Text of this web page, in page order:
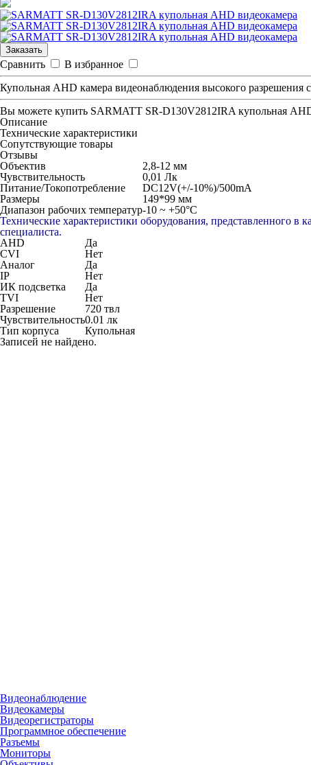
Заказать
Сравнить
В избранное
Купольная AHD камера видеонаблюдения высокого
Вы можете купить SARMATT SR-D130V2812IRA купольная
Описание
Технические характеристики
Сопутствующие товары
Отзывы
Объектив
2,8-12 мм
Чувствительность
0,01 Лк
Питание/Токопотребление
DC12V(+/-10%)/500mA
Размеры
149*99 мм
Диапазон рабочих температур-10 ~ +50°C
Технические характеристики оборудования, представленного
специалиста.
AHD
Да
CVI
Нет
Аналог
Да
IP
Нет
ИК подсветка
Да
TVI
Нет
Разрешение
720 твл
Чувствительность0.01 лк
Тип корпуса
Купольная
Записей не найдено.
Видеонаблюдение
Видеокамеры
Видеорегистраторы
Программное обеспечение
Разъемы
Мониторы